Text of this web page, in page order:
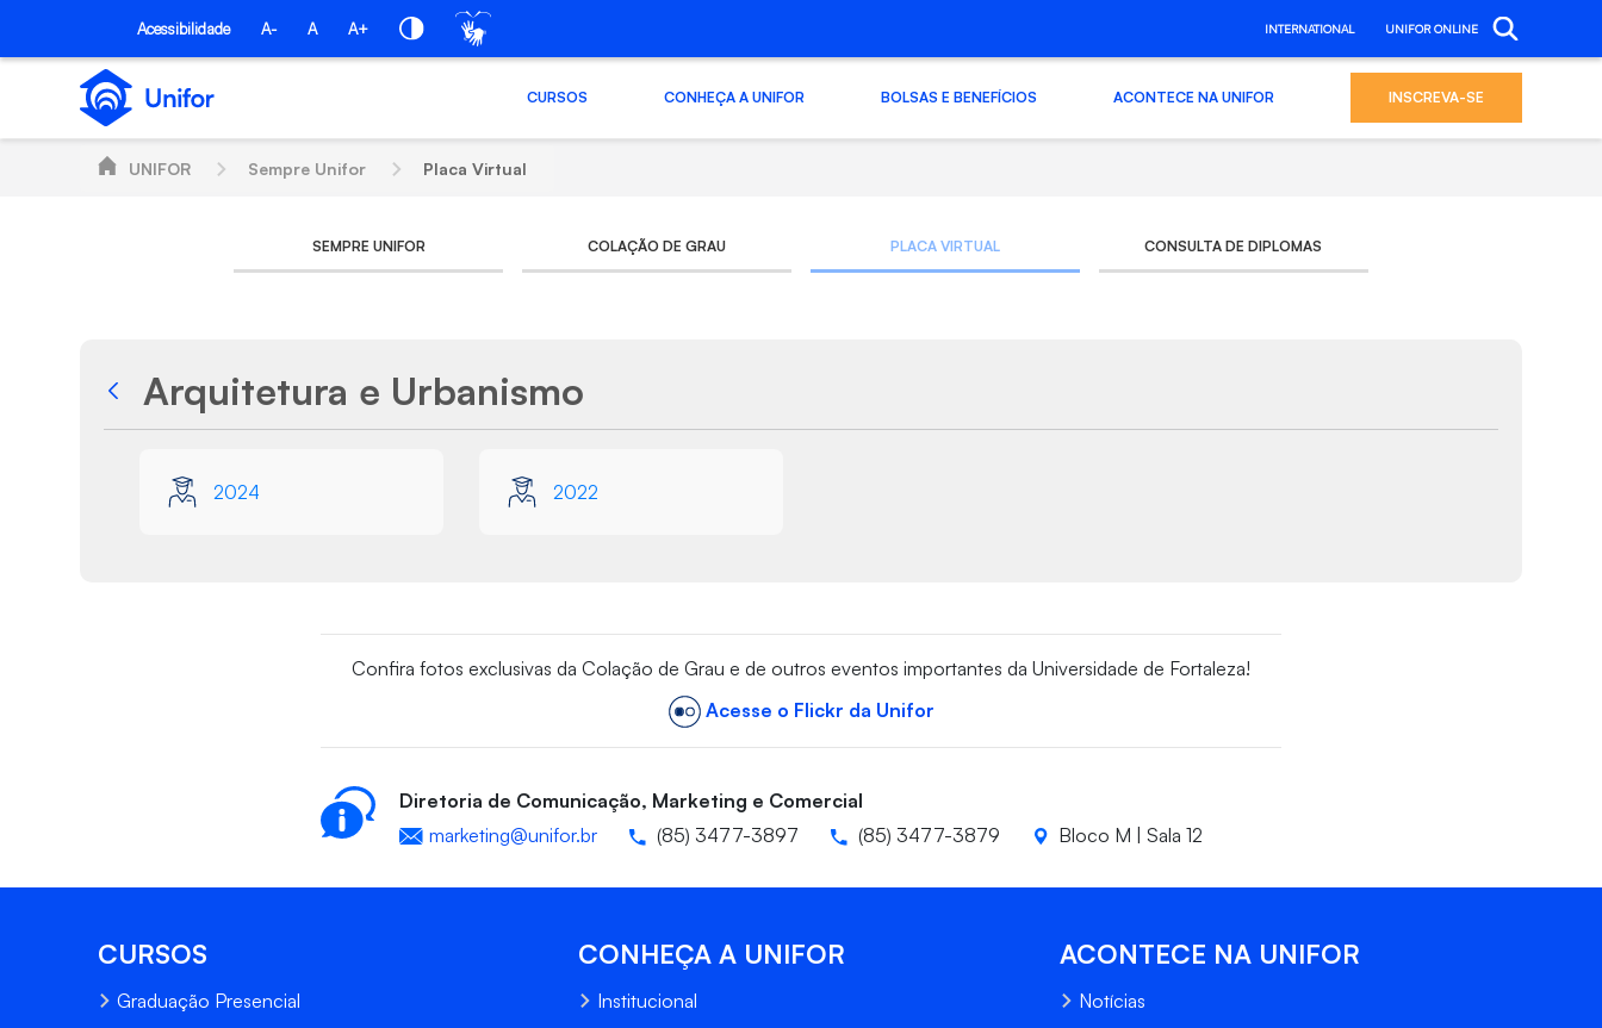
Skip to Main ContentAcessibilidade A- A A+ INTERNATIONAL UNIFOR ONLINE
CURSOS CONHEÇA A UNIFOR BOLSAS E BENEFÍCIOS ACONTECE NA UNIFOR INSCREVA-SE
UNIFOR Sempre Unifor Placa Virtual
SEMPRE UNIFOR COLAÇÃO DE GRAU PLACA VIRTUAL CONSULTA DE DIPLOMAS
Arquitetura e Urbanismo
2024
2022
Confira fotos exclusivas da Colação de Grau e de outros eventos importantes da Universidade de Fortaleza!
Acesse o Flickr da Unifor
Diretoria de Comunicação, Marketing e Comercial
marketing@unifor.br
(85) 3477-3897 (85) 3477-3879 Bloco M | Sala 12
CURSOS
Graduação Presencial
CONHEÇA A UNIFOR
Institucional
ACONTECE NA UNIFOR
Notícias